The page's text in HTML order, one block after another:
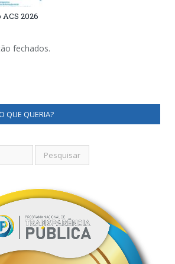
2026
fechados.
QUE QUERIA?